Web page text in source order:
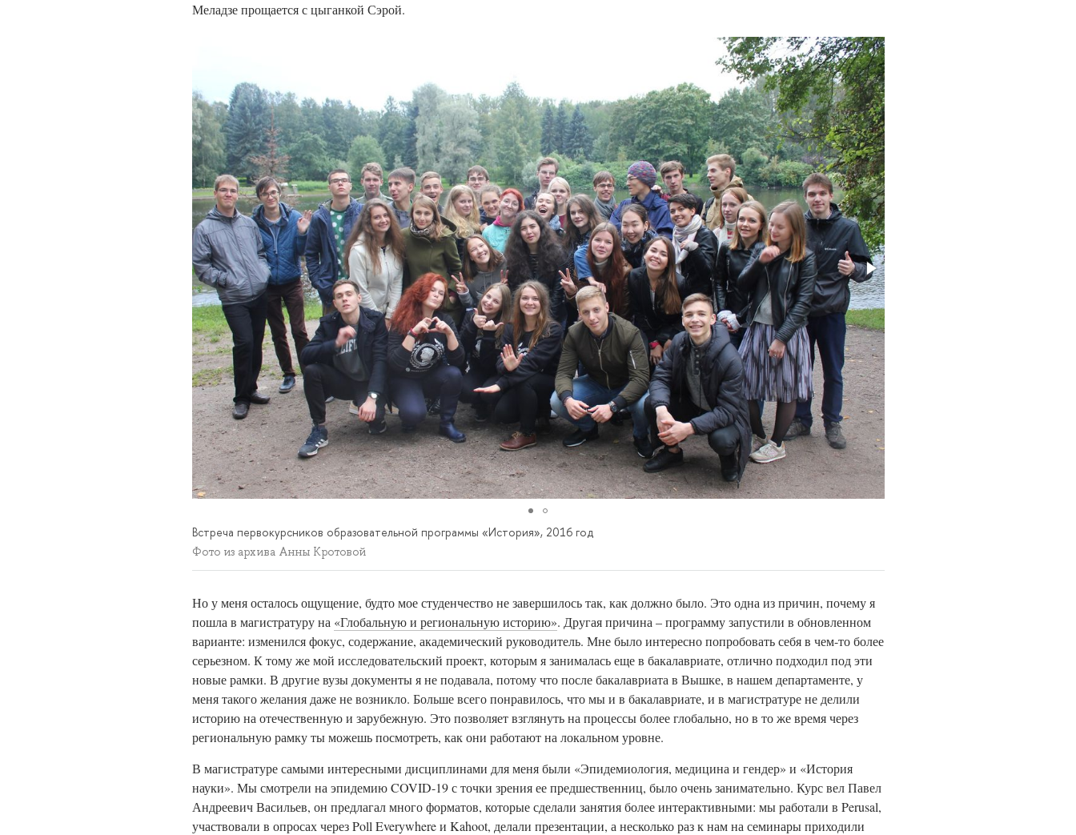
Меладзе прощается с цыганкой Сэрой.
Встреча первокурсников образовательной программы «История», 2016 год
Фото из архива Анны Кротовой
Но у меня осталось ощущение, будто мое студенчество не завершилось так, как должно было. Это одна из причин, почему я
пошла в магистратуру на «Глобальную и региональную историю». Другая причина – программу запустили в обновленном
варианте: изменился фокус, содержание, академический руководитель. Мне было интересно попробовать себя в чем-то более
серьезном. К тому же мой исследовательский проект, которым я занималась еще в бакалавриате, отлично подходил под эти
новые рамки. В другие вузы документы я не подавала, потому что после бакалавриата в Вышке, в нашем департаменте, у
меня такого желания даже не возникло. Больше всего понравилось, что мы и в бакалавриате, и в магистратуре не делили
историю на отечественную и зарубежную. Это позволяет взглянуть на процессы более глобально, но в то же время через
региональную рамку ты можешь посмотреть, как они работают на локальном уровне.
В магистратуре самыми интересными дисциплинами для меня были «Эпидемиология, медицина и гендер» и «История
науки». Мы смотрели на эпидемию COVID-19 с точки зрения ее предшественниц, было очень занимательно. Курс вел Павел
Андреевич Васильев, он предлагал много форматов, которые сделали занятия более интерактивными: мы работали в Perusal,
участвовали в опросах через Poll Everywhere и Kahoot, делали презентации, а несколько раз к нам на семинары приходили